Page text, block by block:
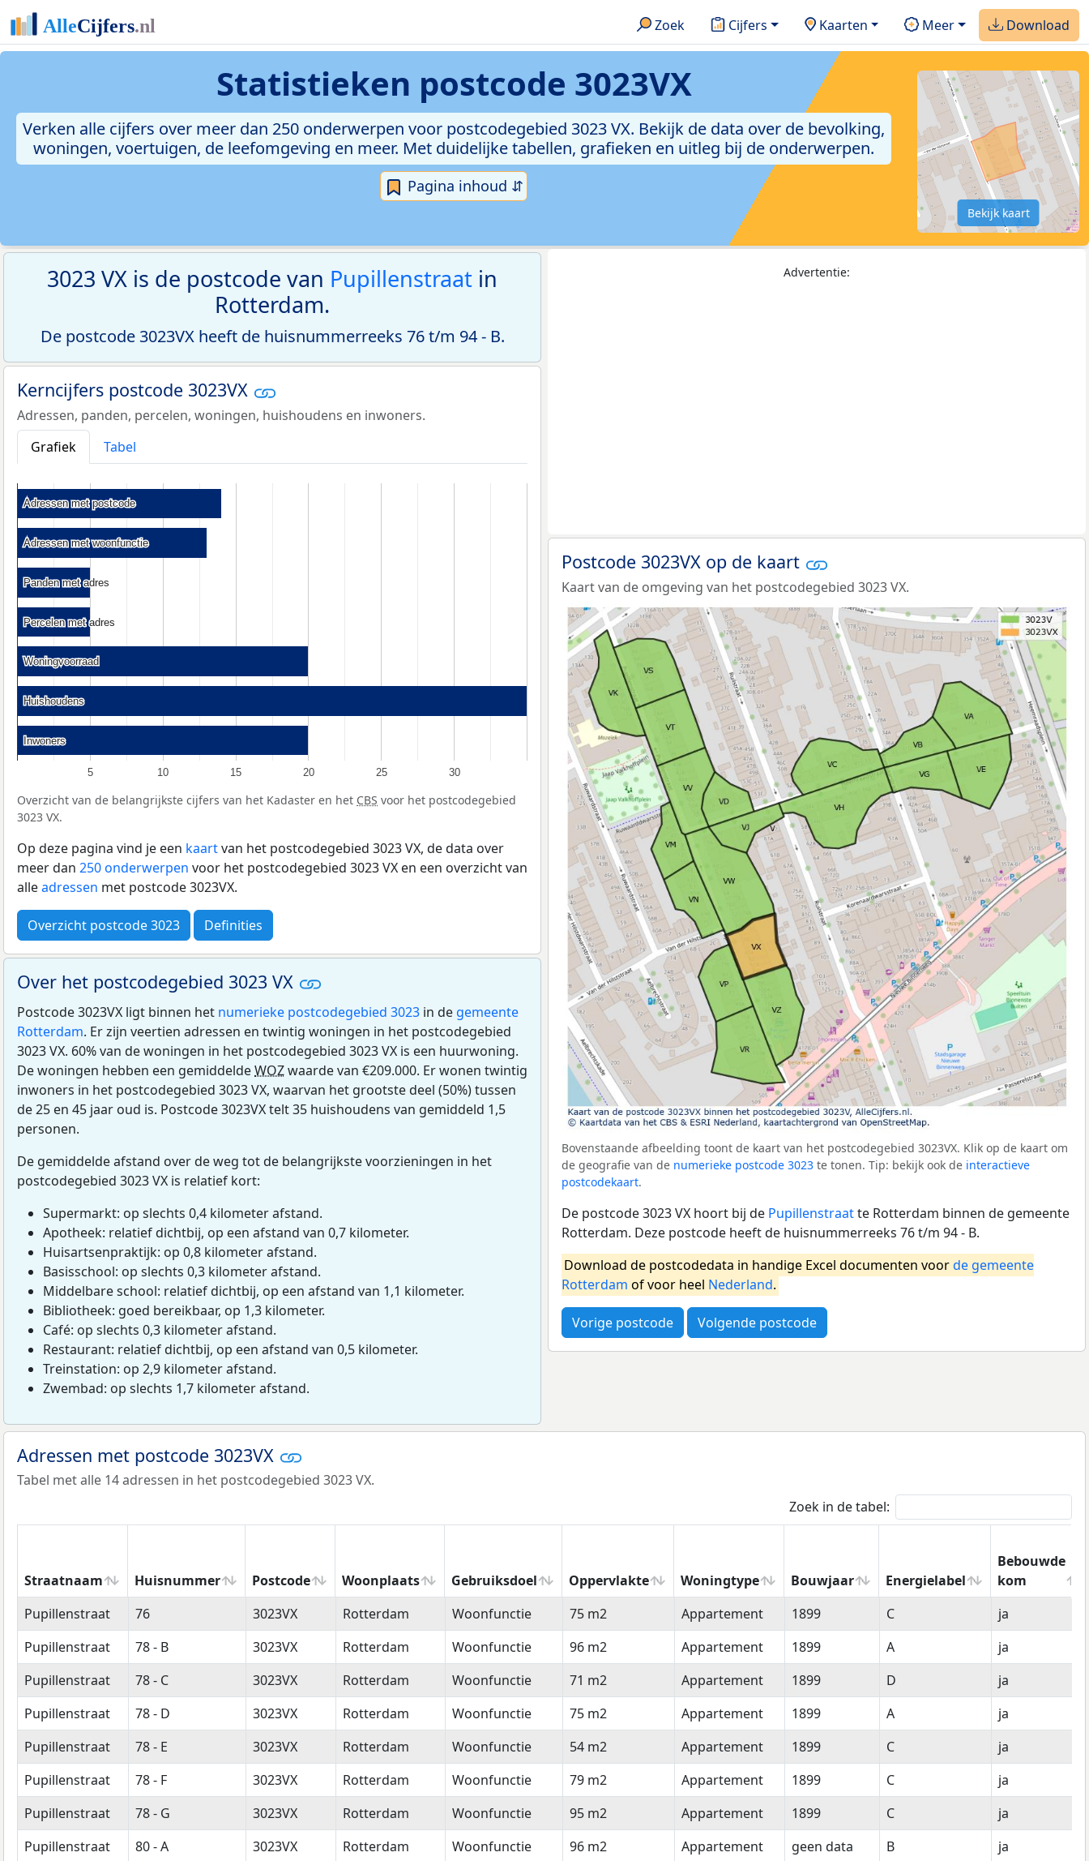
Zoek Cijfers Kaarten Meer Download
Statistieken postcode 3023VX
Verken alle cijfers over meer dan 250 onderwerpen voor postcodegebied 3023 VX. Bekijk de data over de bevolking,
woningen, voertuigen, de leefomgeving en meer. Met duidelijke tabellen, grafieken en uitleg bij de onderwerpen.
Pagina inhoud ⇵
Bekijk kaart
3023 VX is de postcode van Pupillenstraat in
Rotterdam.
De postcode 3023VX heeft de huisnummerreeks 76 t/m 94 - B.
Kerncijfers postcode 3023VX
Adressen, panden, percelen, woningen, huishoudens en inwoners.
Grafiek
Tabel
5 10 15 20 25 30
Adressen met postcode
Adressen met postcode
Adressen met woonfunctie
Adressen met woonfunctie
Panden met adres
Panden met adres
Percelen met adres
Percelen met adres
Woningvoorraad
Woningvoorraad
Huishoudens
Huishoudens
Inwoners
Inwoners
Overzicht van de belangrijkste cijfers van het Kadaster en het CBS voor het postcodegebied
3023 VX.
Op deze pagina vind je een kaartvan het postcodegebied 3023 VX, de data over
meer dan 250 onderwerpen voor het postcodegebied 3023 VX en een overzicht van
alleadressen met postcode 3023VX.
Overzicht postcode 3023 Definities
Over het postcodegebied 3023 VX
Postcode 3023VX ligt binnen het numerieke postcodegebied 3023 in de gemeente
Rotterdam. Er zijn veertien adressen en twintig woningen in het postcodegebied
3023 VX. 60% van de woningen in het postcodegebied 3023 VX is een huurwoning.
De woningen hebben een gemiddeldeWOZwaarde van €209.000. Er wonen twintig
inwoners in het postcodegebied 3023 VX, waarvan het grootste deel (50%) tussen
de 25 en 45 jaar oud is. Postcode 3023VX telt 35 huishoudens van gemiddeld 1,5
personen.
De gemiddelde afstand over de weg tot de belangrijkste voorzieningen in het
postcodegebied 3023 VX is relatief kort:
Supermarkt: op slechts 0,4 kilometer afstand.
Apotheek: relatief dichtbij, op een afstand van 0,7 kilometer.
Huisartsenpraktijk: op 0,8 kilometer afstand.
Basisschool: op slechts 0,3 kilometer afstand.
Middelbare school: relatief dichtbij, op een afstand van 1,1 kilometer.
Bibliotheek: goed bereikbaar, op 1,3 kilometer.
Café: op slechts 0,3 kilometer afstand.
Restaurant: relatief dichtbij, op een afstand van 0,5 kilometer.
Treinstation: op 2,9 kilometer afstand.
Zwembad: op slechts 1,7 kilometer afstand.
Advertentie:
Postcode 3023VX op de kaart
Kaart van de omgeving van het postcodegebied 3023 VX.
Bovenstaande afbeelding toont de kaart van het postcodegebied 3023VX. Klik op de kaart om
de geografie van de numerieke postcode 3023 te tonen. Tip: bekijk ook de interactieve
postcodekaart.
De postcode 3023 VX hoort bij de Pupillenstraatte Rotterdam binnen de gemeente
Rotterdam. Deze postcode heeft de huisnummerreeks 76 t/m 94 - B.
Download de postcodedata in handige Excel documenten voorde gemeente
Rotterdam of voor heel Nederland.
Vorige postcode Volgende postcode
Adressen met postcode 3023VX
Tabel met alle 14 adressen in het postcodegebied 3023 VX.
Zoek in de tabel:
Straatnaam Huisnummer Postcode Woonplaats Gebruiksdoel Oppervlakte Woningtype Bouwjaar Energielabel
Bebouwde
kom
Straatnaam
Huisnummer Postcode Woonplaats Gebruiksdoel Oppervlakte Woningtype Bouwjaar Energielabel
Bebouwde
kom
Pupillenstraat 76 3023VX Rotterdam Woonfunctie 75 m2 Appartement 1899 C
ja
Pupillenstraat
78 - B 3023VX Rotterdam Woonfunctie 96 m2 Appartement 1899 A
ja
Pupillenstraat
78 - C 3023VX Rotterdam Woonfunctie 71 m2 Appartement 1899 D
ja
Pupillenstraat
78 - D 3023VX Rotterdam Woonfunctie 75 m2 Appartement 1899 A
ja
Pupillenstraat
78 - E 3023VX Rotterdam Woonfunctie 54 m2 Appartement 1899 C
ja
Pupillenstraat
78 - F 3023VX Rotterdam Woonfunctie 79 m2 Appartement 1899 C
ja
Pupillenstraat
78 - G 3023VX Rotterdam Woonfunctie 95 m2 Appartement 1899 C
ja
Pupillenstraat
80 - A 3023VX Rotterdam Woonfunctie 96 m2 Appartement geen data B ja